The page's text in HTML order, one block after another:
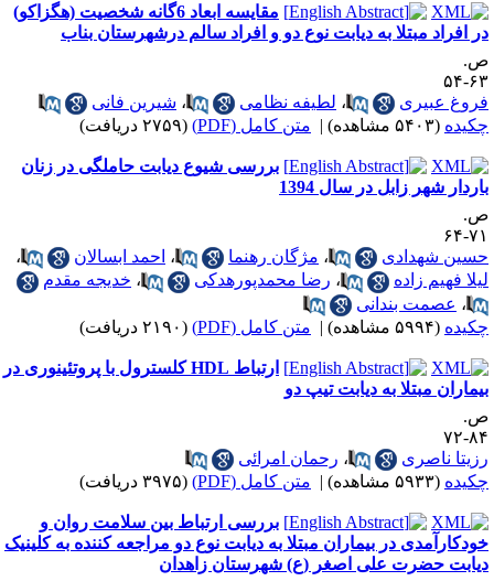
مقایسه ابعاد 6گانه شخصیت (هگزاکو)
افراد مبتلا به دیابت نوع دو و افراد سالم درشهرستان بناب
۵۴
عبیری
،لطیفه نظامی ،شیرین فانی
(۵۴۰۳ مشاهده) | متن کامل (PDF) (۲۷۵۹ دریافت)
بررسی شیوع دیابت حاملگی در زنان
شهر زابل در سال 1394
۶۴
شهدادی
،مژگان رهنما ،احمد ابسالان
،
فهیم زاده
،رضا محمدپورهدکی ،خدیجه مقدم
،عصمت بندانی
(۵۹۹۴ مشاهده) | متن کامل (PDF) (۲۱۹۰ دریافت)
ارتباط HDL کلسترول با پروتئینوری در
مبتلا به دیابت تیپ دو
۷۲
ناصری
،رحمان امرائی
(۵۹۳۳ مشاهده) | متن کامل (PDF) (۳۹۷۵ دریافت)
بررسی ارتباط بین سلامت روان و
در بیماران مبتلا به دیابت نوع دو مراجعه کننده به کلینیک
حضرت علی اصغر (ع) شهرستان زاهدان